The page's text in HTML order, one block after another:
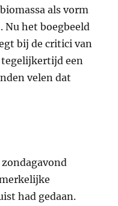
als vorm
Nu het boegbeeld
bij de critici van
een
velen dat
had gedaan.